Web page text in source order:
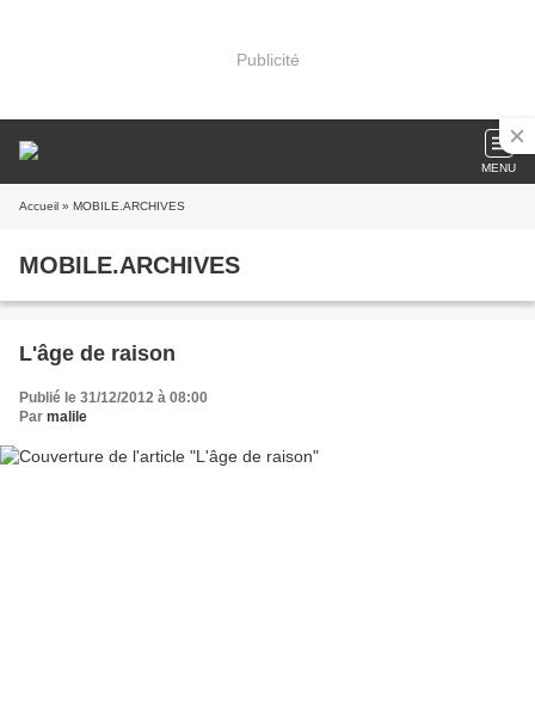
Publicité
MENU
Accueil » MOBILE.ARCHIVES
MOBILE.ARCHIVES
L'âge de raison
Publié le 31/12/2012 à 08:00
Par malile